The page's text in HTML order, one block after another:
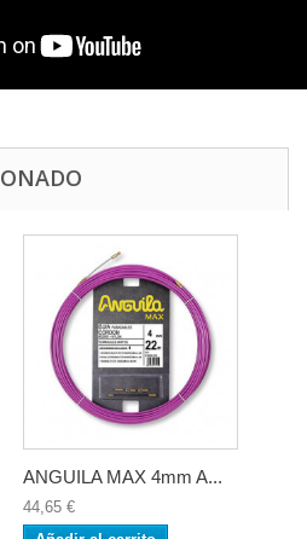
ANGUILA MAX 4mm A...
44,65 €